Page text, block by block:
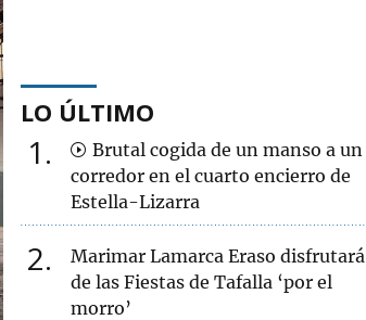
LO ÚLTIMO
1
Brutal cogida de un manso a un
corredor en el cuarto encierro de
Estella-Lizarra
2
Marimar Lamarca Eraso disfrutará
de las Fiestas de Tafalla ‘por el
morro’